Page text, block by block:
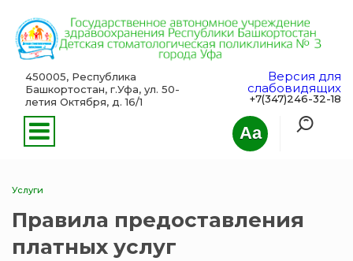
Aa
450005, Республика
Башкортостан, г.Уфа, ул. 50-
летия Октября, д. 16/1
Версия для
слабовидящих
+7(347)246-32-18
Услуги
Правила предоставления
платных услуг